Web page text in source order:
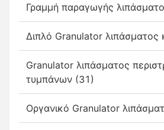
Γραμμή παραγωγής
Διπλό Granulator λιπάσματος
Granulator λιπάσματος
τυμπάνων (31)
Οργανικό Granulator